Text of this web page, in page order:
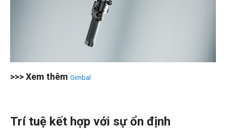
>>> Xem thêm Gimbal
Trí tuệ kết hợp với sự ổn định